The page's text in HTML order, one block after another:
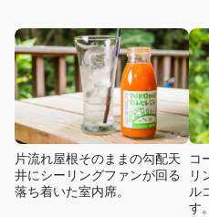
片流れ屋根そのままの勾配天
井にシーリングファンが回る
落ち着いた室内席。
コ
リ
ル
す。